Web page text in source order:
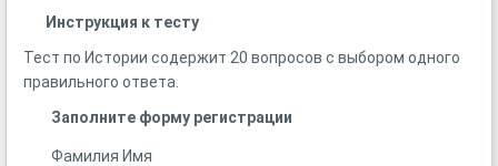
Инструкция к тесту
Тест по Истории содержит 20 вопросов с выбором одного
правильного ответа.
Заполните форму регистрации
Фамилия Имя